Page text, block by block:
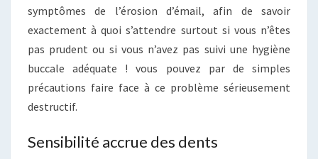
symptômes de l’érosion d’émail, afin de savoir
exactement à quoi s’attendre surtout si vous n’êtes
pas prudent ou si vous n’avez pas suivi une hygiène
buccale adéquate ! vous pouvez par de simples
précautions faire face à ce problème sérieusement
destructif.
Sensibilité accrue des dents